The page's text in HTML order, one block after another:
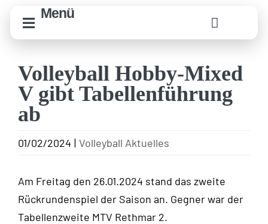
Inhalt
Menü
Volleyball Hobby-Mixed
V gibt Tabellenführung
ab
01/02/2024 | Volleyball Aktuelles
Am Freitag den 26.01.2024 stand das zweite
Rückrundenspiel der Saison an. Gegner war der
Tabellenzweite MTV Rethmar 2.